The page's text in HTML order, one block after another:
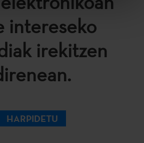
intereseko
irekitzen
HARPIDETU